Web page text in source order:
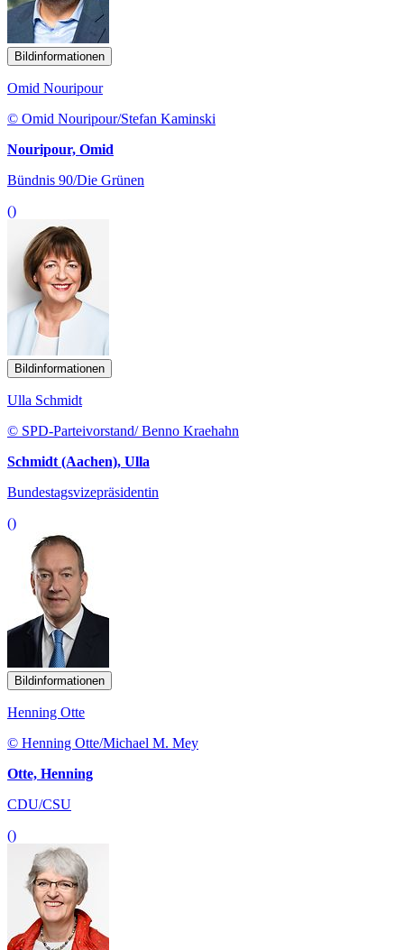
Bildinformationen
Omid Nouripour
© Omid Nouripour/Stefan Kaminski
Nouripour, Omid
Bündnis 90/Die Grünen
()
Bildinformationen
Ulla Schmidt
© SPD-Parteivorstand/ Benno Kraehahn
Schmidt (Aachen), Ulla
Bundestagsvizepräsidentin
()
Bildinformationen
Henning Otte
© Henning Otte/Michael M. Mey
Otte, Henning
CDU/CSU
()